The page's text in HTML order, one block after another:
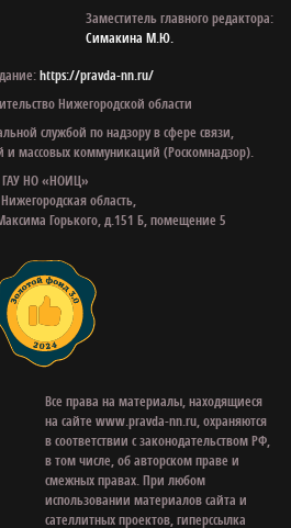
Заместитель главного редактора:
Симакина М.Ю.
https://pravda-nn.ru/
Нижегородской области
службой по надзору в сфере связи,
массовых коммуникаций (Роскомнадзор).
ГАУ НО «НОИЦ»
область,
Горького, д.151 Б, помещение 5
Все права на материалы, находящиеся
на сайте www.pravda-nn.ru, охраняются
в соответствии с законодательством РФ,
в том числе, об авторском праве и
смежных правах. При любом
использовании материалов сайта и
сателлитных проектов, гиперссылка